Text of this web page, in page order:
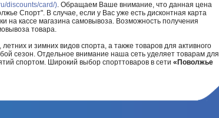
discounts/card/). Обращаем Ваше внимание, что данная цена
Спорт". В случае, если у Вас уже есть дисконтная карта
на кассе магазина самовывоза. Возможность получения
товара.
и зимних видов спорта, а также товаров для активного
сезон. Отдельное внимание наша сеть уделяет товарам для
спортом. Широкий выбор спорттоваров в сети «Поволжье